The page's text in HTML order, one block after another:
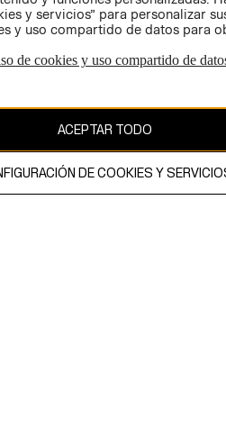
AB
y servicios” para personalizar
y uso compartido de datos para
de cookies y uso compartido de
ACEPTAR TODO
DE COOKIES Y